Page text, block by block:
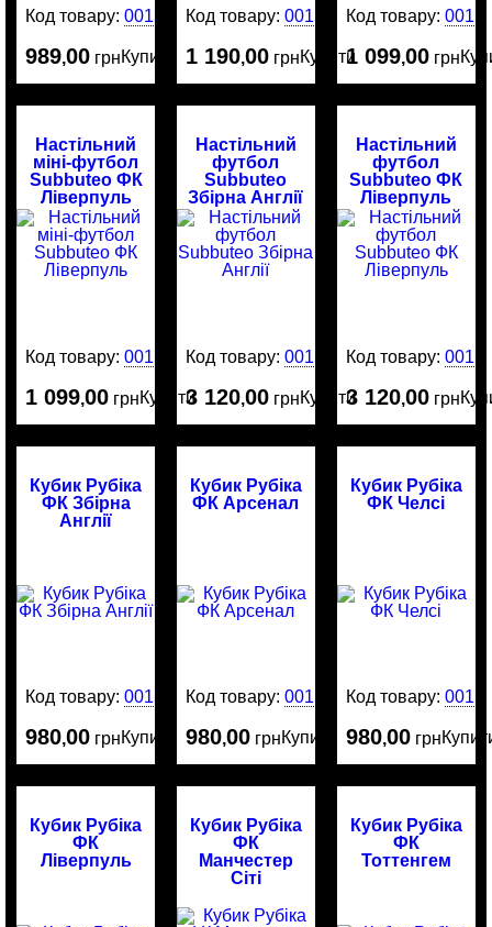
Код товару:0015499
989,00 грнКупити
Код товару:0015498
1 190,00 грнКупити
Код товару:
1 099,00 грн
Настільний
міні-футбол
Subbuteo ФК
Ліверпуль
Код товару:0015474
1 099,00 грнКупити
Настільний
футбол
Subbuteo
Збірна Англії
Код товару:0015473
3 120,00 грнКупити
Настільний
футбол
Subbuteo ФК
Ліверпуль
Код товару:
3 120,00 грн
Кубик Рубіка
ФК Збірна
Англії
Код товару:0015415
980,00 грнКупити
Кубик Рубіка
ФК Арсенал
Код товару:0015414
980,00 грнКупити
Кубик Рубіка
ФК Челсі
Код товару:
980,00 грн
Кубик Рубіка
ФК
Ліверпуль
Кубик Рубіка
ФК
Манчестер
Сіті
Кубик Рубіка
ФК
Тоттенгем